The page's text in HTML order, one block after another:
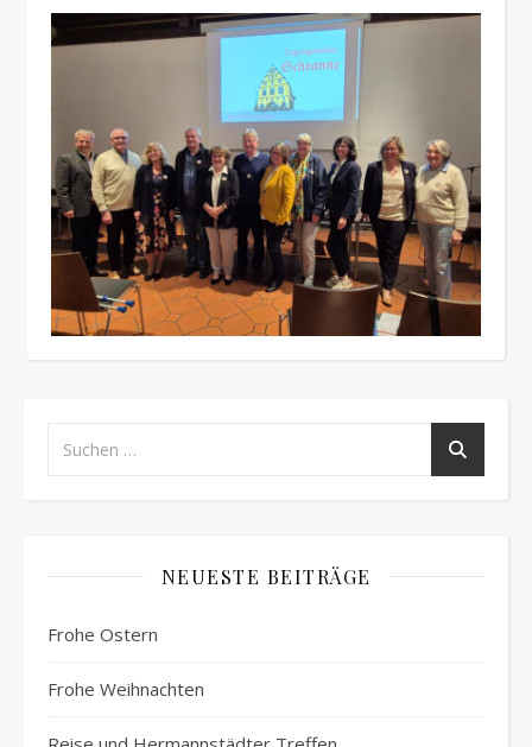
NEUESTE BEITRÄGE
Frohe Ostern
Frohe Weihnachten